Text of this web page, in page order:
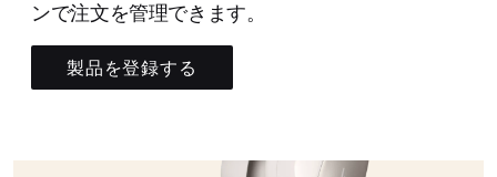
ンで注文を管理できます。
製品を登録する